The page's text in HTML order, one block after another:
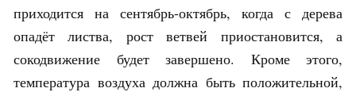
приходится на сентябрь-октябрь, когда с дерева
опадёт листва, рост ветвей приостановится, а
сокодвижение будет завершено. Кроме этого,
температура воздуха должна быть положительной,